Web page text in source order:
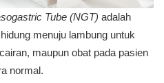
Tube (NGT) adalah
menuju lambung untuk
maupun obat pada pasien
normal.